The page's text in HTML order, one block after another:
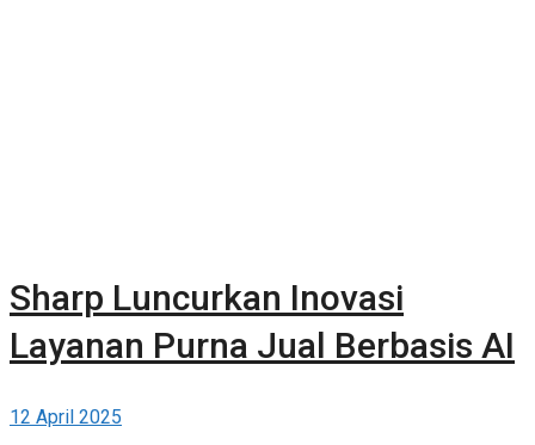
Sharp Luncurkan Inovasi
Layanan Purna Jual Berbasis AI
12 April 2025